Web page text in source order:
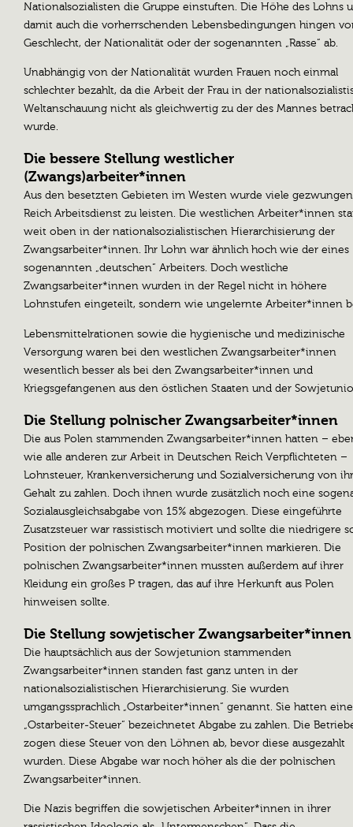
Nationalsozialisten die Gruppe einstuften. Die Höhe des Lohns
damit auch die vorherrschenden Lebensbedingungen hingen
Geschlecht, der Nationalität oder der sogenannten „Rasse“ ab.
Unabhängig von der Nationalität wurden Frauen noch einmal
schlechter bezahlt, da die Arbeit der Frau in der
Weltanschauung nicht als gleichwertig zu der des Mannes
wurde.
Die bessere Stellung westlicher
(Zwangs)arbeiter*innen
Aus den besetzten Gebieten im Westen wurde viele
Reich Arbeitsdienst zu leisten. Die westlichen Arbeiter*innen
weit oben in der nationalsozialistischen Hierarchisierung der
Zwangsarbeiter*innen. Ihr Lohn war ähnlich hoch wie der eines
sogenannten „deutschen“ Arbeiters. Doch westliche
Zwangsarbeiter*innen wurden in der Regel nicht in höhere
Lohnstufen eingeteilt, sondern wie ungelernte Arbeiter*innen
Lebensmittelrationen sowie die hygienische und medizinische
Versorgung waren bei den westlichen Zwangsarbeiter*innen
wesentlich besser als bei den Zwangsarbeiter*innen und
Kriegsgefangenen aus den östlichen Staaten und der
Die Stellung polnischer Zwangsarbeiter*innen
Die aus Polen stammenden Zwangsarbeiter*innen hatten –
wie alle anderen zur Arbeit in Deutschen Reich Verpflichteten –
Lohnsteuer, Krankenversicherung und Sozialversicherung von
Gehalt zu zahlen. Doch ihnen wurde zusätzlich noch eine
Sozialausgleichsabgabe von 15% abgezogen. Diese eingeführte
Zusatzsteuer war rassistisch motiviert und sollte die niedrigere
Position der polnischen Zwangsarbeiter*innen markieren. Die
polnischen Zwangsarbeiter*innen mussten außerdem auf ihrer
Kleidung ein großes P tragen, das auf ihre Herkunft aus Polen
hinweisen sollte.
Die Stellung sowjetischer Zwangsarbeiter*innen
Die hauptsächlich aus der Sowjetunion stammenden
Zwangsarbeiter*innen standen fast ganz unten in der
nationalsozialistischen Hierarchisierung. Sie wurden
umgangssprachlich „Ostarbeiter*innen“ genannt. Sie hatten eine
„Ostarbeiter-Steuer“ bezeichnetet Abgabe zu zahlen. Die
zogen diese Steuer von den Löhnen ab, bevor diese ausgezahlt
wurden. Diese Abgabe war noch höher als die der polnischen
Zwangsarbeiter*innen.
Die Nazis begriffen die sowjetischen Arbeiter*innen in ihrer